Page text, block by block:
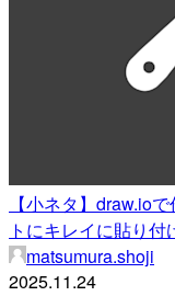
【小ネタ】draw.io
トにキレイに貼り付
matsumura.shoji
2025.11.24